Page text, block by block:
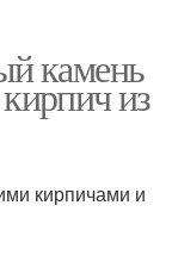
камень
из
кирпичами и